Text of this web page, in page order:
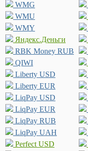
WMG
WMU
WMY
Яндекс.Деньги
RBK Money RUB
QIWI
Liberty USD
Liberty EUR
LiqPay USD
LiqPay EUR
LiqPay RUB
LiqPay UAH
Perfect USD